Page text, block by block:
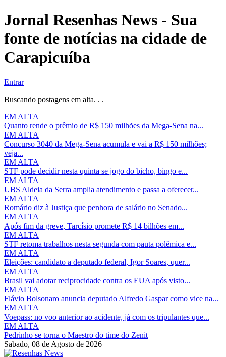
Jornal Resenhas News - Sua
fonte de notícias na cidade de
Carapicuíba
Entrar
Buscando postagens em alta. . .
EM ALTA
Quanto rende o prêmio de R$ 150 milhões da Mega-Sena na...
EM ALTA
Concurso 3040 da Mega-Sena acumula e vai a R$ 150 milhões;
veja...
EM ALTA
STF pode decidir nesta quinta se jogo do bicho, bingo e...
EM ALTA
UBS Aldeia da Serra amplia atendimento e passa a oferecer...
EM ALTA
Romário diz à Justiça que penhora de salário no Senado...
EM ALTA
Após fim da greve, Tarcísio promete R$ 14 bilhões em...
EM ALTA
STF retoma trabalhos nesta segunda com pauta polêmica e...
EM ALTA
Eleições: candidato a deputado federal, Igor Soares, quer...
EM ALTA
Brasil vai adotar reciprocidade contra os EUA após visto...
EM ALTA
Flávio Bolsonaro anuncia deputado Alfredo Gaspar como vice na...
EM ALTA
Voepass: no voo anterior ao acidente, já com os tripulantes que...
EM ALTA
Pedrinho se torna o Maestro do time do Zenit
Sabado, 08 de Agosto de 2026